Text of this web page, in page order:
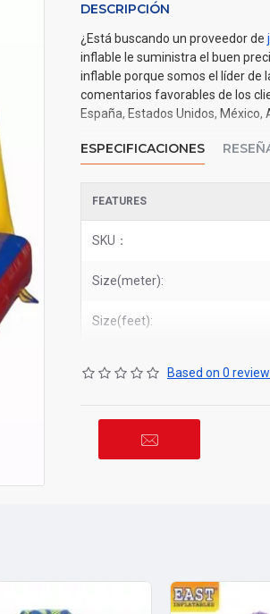
DESCRIPCIÓN
¿Está buscando un proveedor de
inflable le suministra el buen
inflable porque somos el líder de
comentarios favorables de los
España, Estados Unidos, México,
ESPECIFICACIONES
FEATURES
SKU：
Size(meter):
Size(feet):
Based on 0